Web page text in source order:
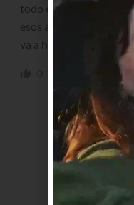
todo el año con baldíos
esos agarran fuego
va a hacer responsable.